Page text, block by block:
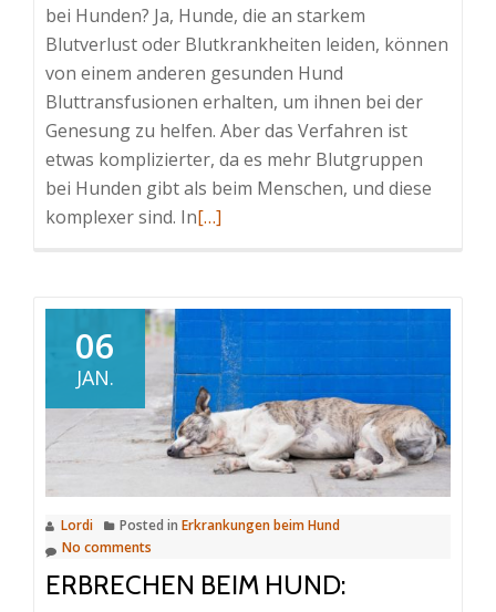
bei Hunden? Ja, Hunde, die an starkem
Blutverlust oder Blutkrankheiten leiden, können
von einem anderen gesunden Hund
Bluttransfusionen erhalten, um ihnen bei der
Genesung zu helfen. Aber das Verfahren ist
etwas komplizierter, da es mehr Blutgruppen
bei Hunden gibt als beim Menschen, und diese
komplexer sind. InRead
und
Blutspenden
bei
Hunden
[…]
06
JAN.
Lordi Posted in Erkrankungen beim Hund
No comments
ERBRECHEN BEIM HUND: